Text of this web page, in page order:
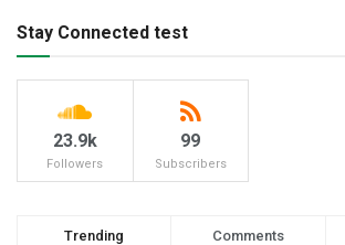
Stay Connected test
23.9k
Followers
99
Subscribers
Trending Comments